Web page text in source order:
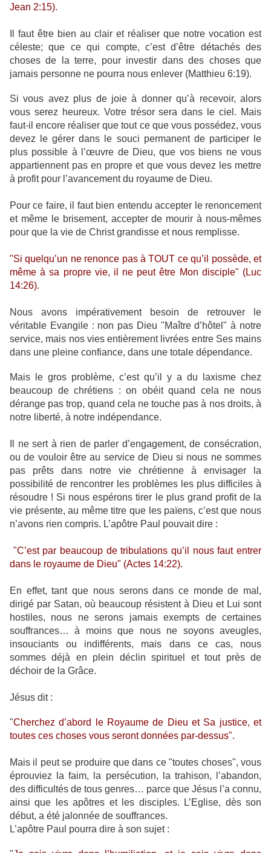
Jean 2:15).
Il faut être bien au clair et réaliser que notre vocation est
céleste; que ce qui compte, c’est d’être détachés des
choses de la terre, pour investir dans des choses que
jamais personne ne pourra nous enlever (Matthieu 6:19).
Si vous avez plus de joie à donner qu’à recevoir, alors
vous serez heureux. Votre trésor sera dans le ciel. Mais
faut-il encore réaliser que tout ce que vous possédez, vous
devez le gérer dans le souci permanent de participer le
plus possible à l’œuvre de Dieu, que vos biens ne vous
appartiennent pas en propre et que vous devez les mettre
à profit pour l’avancement du royaume de Dieu.
Pour ce faire, il faut bien entendu accepter le renoncement
et même le brisement, accepter de mourir à nous-mêmes
pour que la vie de Christ grandisse et nous remplisse.
"Si quelqu’un ne renonce pas à TOUT ce qu’il possède, et
même à sa propre vie, il ne peut être Mon disciple" (Luc
14:26).
Nous avons impérativement besoin de retrouver le
véritable Evangile : non pas Dieu "Maître d’hôtel" à notre
service, mais nos vies entièrement livrées entre Ses mains
dans une pleine confiance, dans une totale dépendance.
Mais le gros problème, c’est qu’il y a du laxisme chez
beaucoup de chrétiens : on obéit quand cela ne nous
dérange pas trop, quand cela ne touche pas à nos droits, à
notre liberté, à notre indépendance.
Il ne sert à rien de parler d’engagement, de consécration,
ou de vouloir être au service de Dieu si nous ne sommes
pas prêts dans notre vie chrétienne à envisager la
possibilité de rencontrer les problèmes les plus difficiles à
résoudre ! Si nous espérons tirer le plus grand profit de la
vie présente, au même titre que les païens, c’est que nous
n’avons rien compris. L’apôtre Paul pouvait dire :
"C’est par beaucoup de tribulations qu’il nous faut entrer
dans le royaume de Dieu" (Actes 14:22).
En effet, tant que nous serons dans ce monde de mal,
dirigé par Satan, où beaucoup résistent à Dieu et Lui sont
hostiles, nous ne serons jamais exempts de certaines
souffrances… à moins que nous ne soyons aveugles,
insouciants ou indifférents, mais dans ce cas, nous
sommes déjà en plein déclin spirituel et tout près de
déchoir de la Grâce.
Jésus dit :
"Cherchez d’abord le Royaume de Dieu et Sa justice, et
toutes ces choses vous seront données par-dessus".
Mais il peut se produire que dans ce "toutes choses", vous
éprouviez la faim, la persécution, la trahison, l’abandon,
des difficultés de tous genres… parce que Jésus l’a connu,
ainsi que les apôtres et les disciples. L’Eglise, dès son
début, a été jalonnée de souffrances.
L’apôtre Paul pourra dire à son sujet :